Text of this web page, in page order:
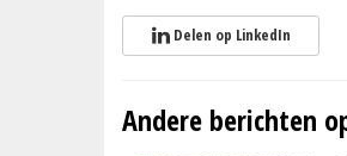
Delen op LinkedIn
Andere berichten